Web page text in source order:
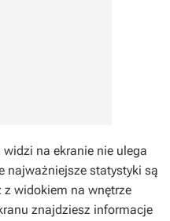
na ekranie nie ulega
najważniejsze statystyki są
z widokiem na wnętrze
znajdziesz informacje